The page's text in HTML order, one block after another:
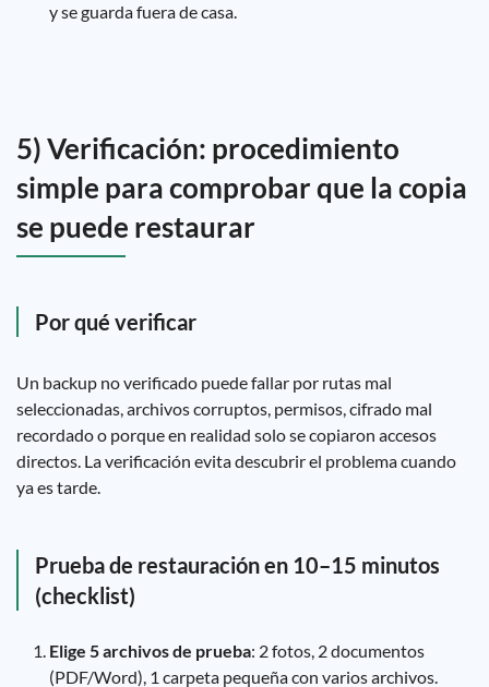
y se guarda fuera de casa.
5) Verificación: procedimiento
simple para comprobar que la copia
se puede restaurar
Por qué verificar
Un backup no verificado puede fallar por rutas mal
seleccionadas, archivos corruptos, permisos, cifrado mal
recordado o porque en realidad solo se copiaron accesos
directos. La verificación evita descubrir el problema cuando
ya es tarde.
Prueba de restauración en 10–15 minutos
(checklist)
Elige 5 archivos de prueba: 2 fotos, 2 documentos
(PDF/Word), 1 carpeta pequeña con varios archivos.